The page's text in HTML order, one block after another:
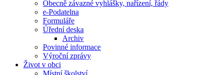
Obecně závazné vyhlášky, nařízení, řády
e-Podatelna
Formuláře
Úřední deska
Archiv
Povinné informace
Výroční zprávy
Život v obci
Místní školství